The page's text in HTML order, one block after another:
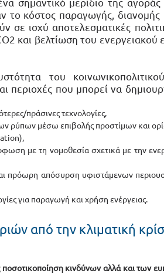
το κόστος παραγωγής, διανομής
σε ισχύ αποτελεσματικές
και βελτίωση του ενεργειακού
του
περιοχές που μπορεί να
πράσινες τεχνολογίες,
ρύπων μέσω επιβολής προστίμων και
με τη νομοθεσία σχετικά με την
πρόωρη απόσυρση υφιστάμενων
για παραγωγή και χρήση ενέργειας.
από την κλιματική
κινδύνων αλλά και των